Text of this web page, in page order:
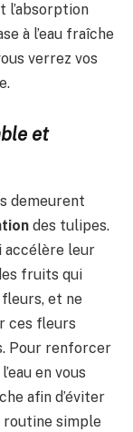
l’absorption
à l’eau fraîche
verrez vos
et
demeurent
des tulipes.
accélère leur
fruits qui
et ne
ces fleurs
Pour renforcer
en vous
afin d’éviter
routine simple